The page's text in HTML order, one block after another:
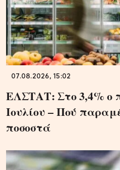
07.08.2026, 15:02
ΕΛΣΤΑΤ: Στο 3,4% ο
Ιουλίου – Πού
ποσοστά